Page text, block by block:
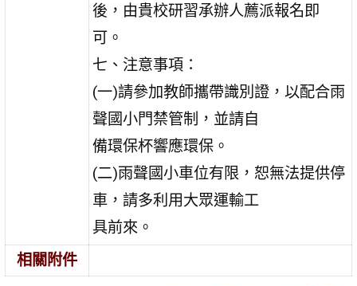
後，由貴校研習承辦人薦派報名即
可。
七、注意事項：
(一)請參加教師攜帶識別證，以配合雨
聲國小門禁管制，並請自
備環保杯響應環保。
(二)雨聲國小車位有限，恕無法提供停
車，請多利用大眾運輸工
具前來。
相關附件